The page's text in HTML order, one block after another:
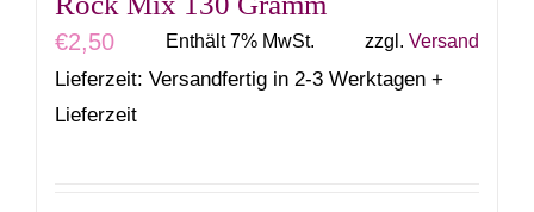
€2,50 Enthält 7% MwSt. zzgl. Versand
Lieferzeit: Versandfertig in 2-3 Werktagen +
Lieferzeit